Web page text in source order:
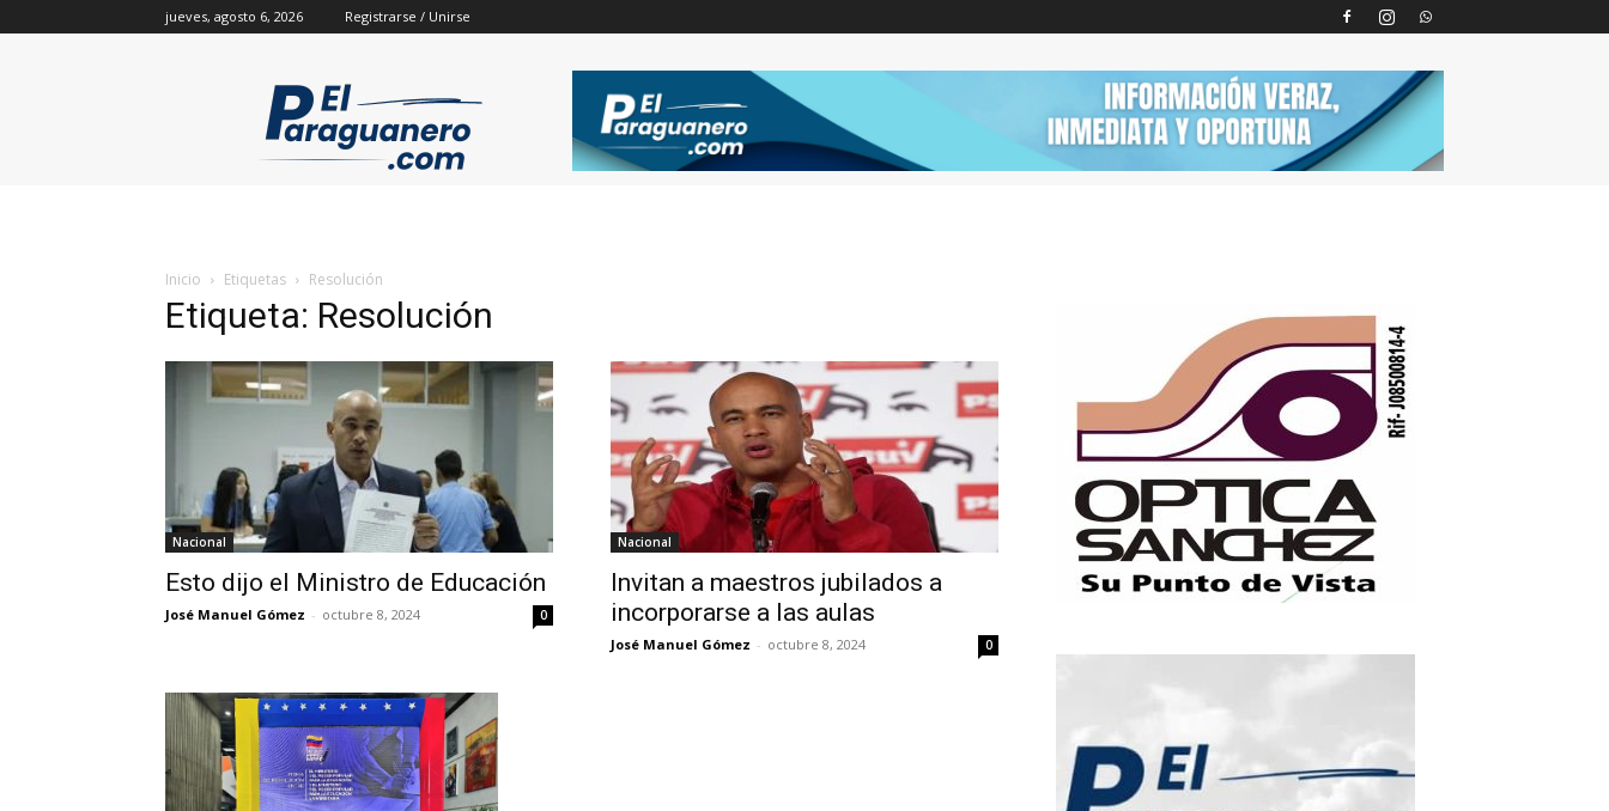
jueves, agosto 6, 2026 Registrarse / Unirse
Inicio Etiquetas Resolución
Etiqueta: Resolución
Nacional
Esto dijo el Ministro de Educación
José Manuel Gómez - octubre 8, 2024 0
Nacional
Invitan a maestros jubilados a
incorporarse a las aulas
José Manuel Gómez - octubre 8, 2024 0